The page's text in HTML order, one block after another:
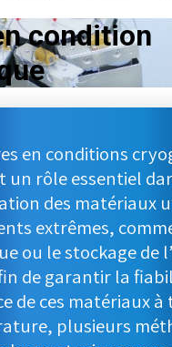
condition
en conditions
un rôle essentiel
des matériaux
extrêmes,
ou le stockage de
de garantir la
de ces matériaux à
plusieurs